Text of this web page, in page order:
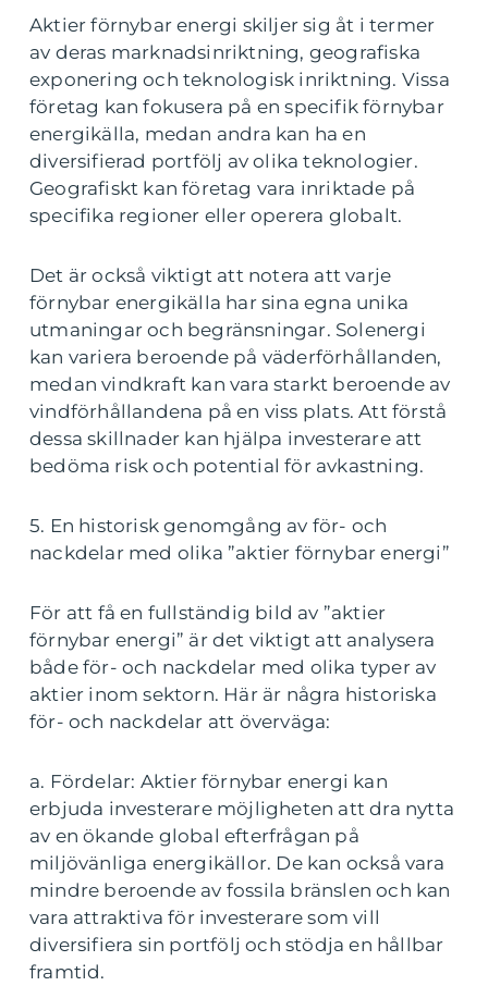
Aktier förnybar energi skiljer sig åt i termer
av deras marknadsinriktning, geografiska
exponering och teknologisk inriktning. Vissa
företag kan fokusera på en specifik förnybar
energikälla, medan andra kan ha en
diversifierad portfölj av olika teknologier.
Geografiskt kan företag vara inriktade på
specifika regioner eller operera globalt.
Det är också viktigt att notera att varje
förnybar energikälla har sina egna unika
utmaningar och begränsningar. Solenergi
kan variera beroende på väderförhållanden,
medan vindkraft kan vara starkt beroende av
vindförhållandena på en viss plats. Att förstå
dessa skillnader kan hjälpa investerare att
bedöma risk och potential för avkastning.
5. En historisk genomgång av för- och
nackdelar med olika ”aktier förnybar energi”
För att få en fullständig bild av ”aktier
förnybar energi” är det viktigt att analysera
både för- och nackdelar med olika typer av
aktier inom sektorn. Här är några historiska
för- och nackdelar att överväga:
a. Fördelar: Aktier förnybar energi kan
erbjuda investerare möjligheten att dra nytta
av en ökande global efterfrågan på
miljövänliga energikällor. De kan också vara
mindre beroende av fossila bränslen och kan
vara attraktiva för investerare som vill
diversifiera sin portfölj och stödja en hållbar
framtid.